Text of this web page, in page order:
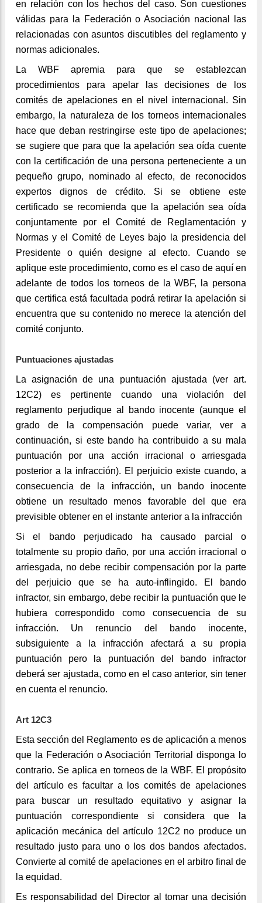
en relación con los hechos del caso. Son cuestiones
válidas para la Federación o Asociación nacional las
relacionadas con asuntos discutibles del reglamento y
normas adicionales.
La WBF apremia para que se establezcan
procedimientos para apelar las decisiones de los
comités de apelaciones en el nivel internacional. Sin
embargo, la naturaleza de los torneos internacionales
hace que deban restringirse este tipo de apelaciones;
se sugiere que para que la apelación sea oída cuente
con la certificación de una persona perteneciente a un
pequeño grupo, nominado al efecto, de reconocidos
expertos dignos de crédito. Si se obtiene este
certificado se recomienda que la apelación sea oída
conjuntamente por el Comité de Reglamentación y
Normas y el Comité de Leyes bajo la presidencia del
Presidente o quién designe al efecto. Cuando se
aplique este procedimiento, como es el caso de aquí en
adelante de todos los torneos de la WBF, la persona
que certifica está facultada podrá retirar la apelación si
encuentra que su contenido no merece la atención del
comité conjunto.
Puntuaciones ajustadas
La asignación de una puntuación ajustada (ver art.
12C2) es pertinente cuando una violación del
reglamento perjudique al bando inocente (aunque el
grado de la compensación puede variar, ver a
continuación, si este bando ha contribuido a su mala
puntuación por una acción irracional o arriesgada
posterior a la infracción). El perjuicio existe cuando, a
consecuencia de la infracción, un bando inocente
obtiene un resultado menos favorable del que era
previsible obtener en el instante anterior a la infracción
Si el bando perjudicado ha causado parcial o
totalmente su propio daño, por una acción irracional o
arriesgada, no debe recibir compensación por la parte
del perjuicio que se ha auto-inflingido. El bando
infractor, sin embargo, debe recibir la puntuación que le
hubiera correspondido como consecuencia de su
infracción. Un renuncio del bando inocente,
subsiguiente a la infracción afectará a su propia
puntuación pero la puntuación del bando infractor
deberá ser ajustada, como en el caso anterior, sin tener
en cuenta el renuncio.
Art 12C3
Esta sección del Reglamento es de aplicación a menos
que la Federación o Asociación Territorial disponga lo
contrario. Se aplica en torneos de la WBF. El propósito
del artículo es facultar a los comités de apelaciones
para buscar un resultado equitativo y asignar la
puntuación correspondiente si considera que la
aplicación mecánica del artículo 12C2 no produce un
resultado justo para uno o los dos bandos afectados.
Convierte al comité de apelaciones en el arbitro final de
la equidad.
Es responsabilidad del Director al tomar una decisión